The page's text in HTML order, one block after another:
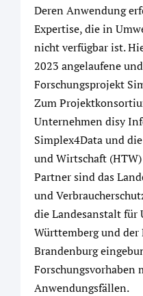
Deren Anwendung
Expertise, die in
nicht verfügbar ist.
2023 angelaufene
Forschungsprojekt
Zum
Unternehmen disy
Simplex4Data und
und Wirtschaft
Partner sind das
und
die Landesanstalt für
Württemberg und
Brandenburg
Anwendungsfällen.